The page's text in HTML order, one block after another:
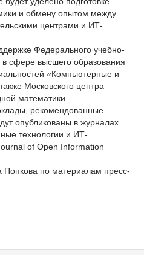
и обмену опытом между
центрами и ИТ-
Федерального учебно-
сфере высшего образования
«Компьютерные и
Московского центра
математики.
рекомендованные
опубликованы в журналах
технологии и ИТ-
of Open Information
по материалам пресс-